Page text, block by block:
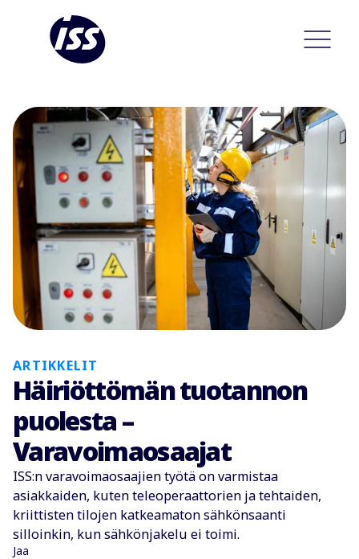
ARTIKKELIT
Häiriöttömän tuotannon
puolesta –
Varavoimaosaajat
ISS:n varavoimaosaajien työtä on varmistaa
asiakkaiden, kuten teleoperaattorien ja tehtaiden,
kriittisten tilojen katkeamaton sähkönsaanti
silloinkin, kun sähkönjakelu ei toimi.
Jaa